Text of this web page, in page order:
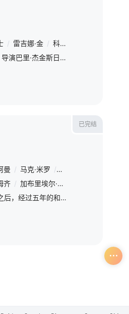
伊·麦克凯恩 / 彼得·门萨
/ 雷吉娜·金 / 科尔曼·多明戈
&amp;nbsp;《月光男孩》导演巴里·杰金斯日前敲定新片，他将把知名作家詹姆斯·鲍德温的小说《假若比尔街能够讲话》(If Beale Street Could Talk)搬上大银幕，故事设定于上世纪70年
/ 余心恬 / 刘恩佳
已完结
曼 / 马克·米罗 / 妮娜·洛佩斯-科拉多
齐 / 加布里埃尔·鲁纳
在第一季发生的事件之后，经过五年的和平生活，Joel（佩德罗·帕斯卡 Pedro Pascal 饰）和Ellie（贝拉·拉姆齐 Bella Ramsey 饰）共同的过去再次找上门来，导致两人陷入相